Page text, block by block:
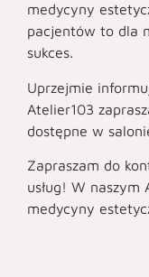
medycyny
pacjentów to dla
sukces.
Uprzejmie
Atelier103
dostępne w
Zapraszam do
usług! W naszym
medycyny